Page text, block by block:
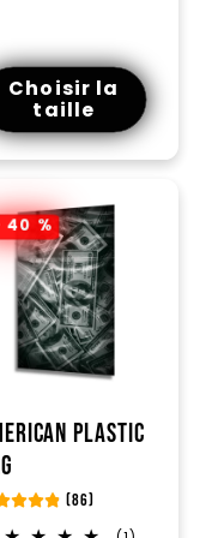
Choisir la
taille
40 %
Plastic
(86)